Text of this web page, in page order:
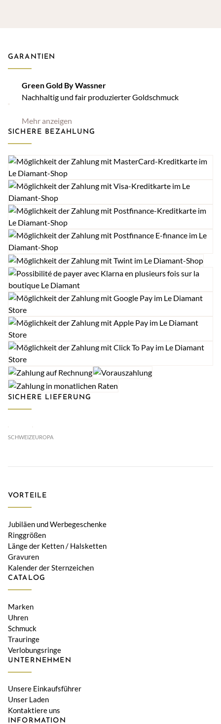
GARANTIEN
Green Gold By Wassner
Nachhaltig und fair produzierter Goldschmuck
Mehr anzeigen
SICHERE BEZAHLUNG
SICHERE LIEFERUNG
SCHWEIZEUROPA
VORTEILE
Jubiläen und Werbegeschenke
Ringgrößen
Länge der Ketten / Halsketten
Gravuren
Kalender der Sternzeichen
CATALOG
Marken
Uhren
Schmuck
Trauringe
Verlobungsringe
UNTERNEHMEN
Unsere Einkaufsführer
Unser Laden
Kontaktiere uns
INFORMATION